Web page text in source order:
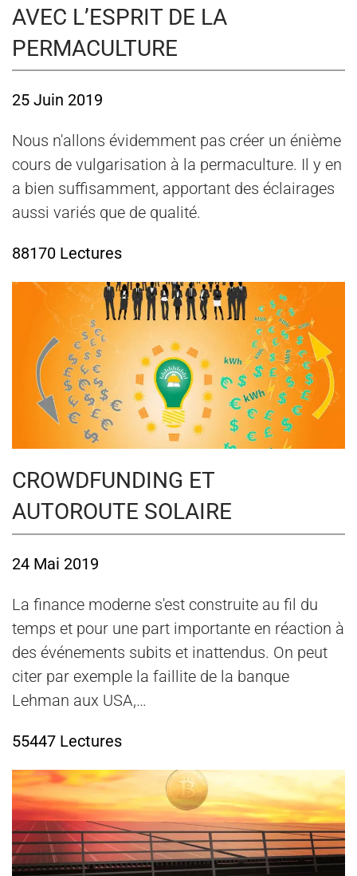
AVEC L’ESPRIT DE LA
PERMACULTURE
25 Juin 2019
Nous n'allons évidemment pas créer un énième
cours de vulgarisation à la permaculture. Il y en
a bien suffisamment, apportant des éclairages
aussi variés que de qualité.
88170 Lectures
CROWDFUNDING ET
AUTOROUTE SOLAIRE
24 Mai 2019
La finance moderne s'est construite au fil du
temps et pour une part importante en réaction à
des événements subits et inattendus. On peut
citer par exemple la faillite de la banque
Lehman aux USA,…
55447 Lectures